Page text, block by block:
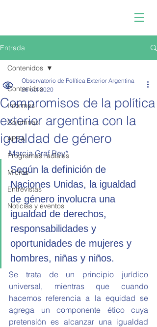
Entrada
Contenidos
Informes
Columnas
APEA
Programas radiales
Micros
Entrevistas
Noticias y eventos
Contenidos
Compromisos de la política
exterior argentina con la
igualdad de género
Observatorio de Política Exterior Argentina
26 oct 2020
Marcia Graf Rey*
Según la definición de
Naciones Unidas, la igualdad
de género involucra una
igualdad de derechos,
responsabilidades y
oportunidades de mujeres y
hombres, niñas y niños.
Se trata de un principio jurídico
universal, mientras que cuando
hacemos referencia a la equidad se
agrega un componente ético cuya
pretensión es alcanzar una igualdad